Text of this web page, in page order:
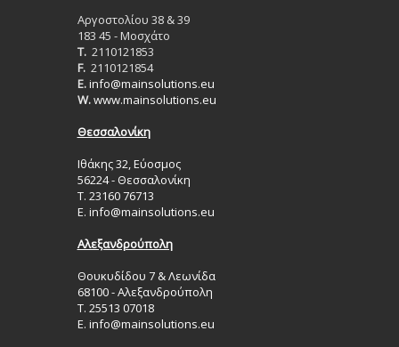
Aργοστολίου 38 & 39
183 45 - Μοσχάτο
T.2110121853
F.2110121854
E.info@mainsolutions.eu
W.www.mainsolutions.eu
Θεσσαλονίκη
Ιθάκης 32, Εύοσμος
56224 - Θεσσαλονίκη
Τ. 23160 76713
Ε. info@mainsolutions.eu
Αλεξανδρούπολη
Θουκυδίδου 7 & Λεωνίδα
68100 - Αλεξανδρούπολη
Τ. 25513 07018
Ε. info@mainsolutions.eu